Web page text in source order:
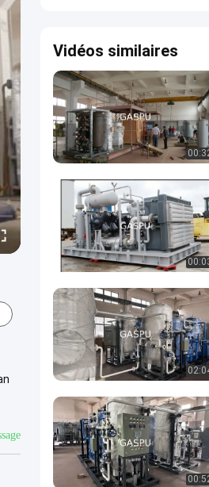
Vidéos similaires